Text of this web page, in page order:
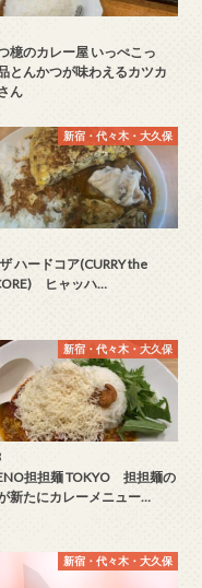
檍のカレー屋 いっぺこっ
んかつが味わえるカツカ
ん
新宿・代々木・大久保
ハードコア(CURRY the
ヒャッハ…
新宿・代々木・大久保
担担麺 TOKYO 担担麺の
新たにカレーメニュー…
新宿・代々木・大久保